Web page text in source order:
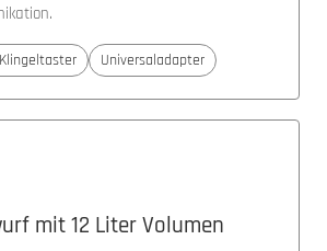
Universaladapter
mit 12 Liter Volumen